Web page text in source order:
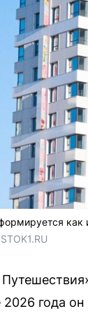
как
года